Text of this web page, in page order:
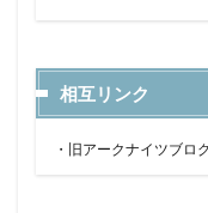
相互リンク
・ 旧アークナイツブロ